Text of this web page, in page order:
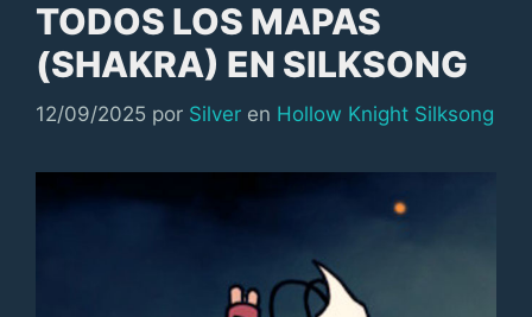
TODOS LOS MAPAS
(SHAKRA) EN SILKSONG
12/09/2025 por Silver en Categorías
Hollow Knight Silksong